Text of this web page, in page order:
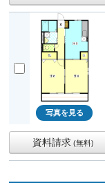
写真を見る
資料請求 (無料)